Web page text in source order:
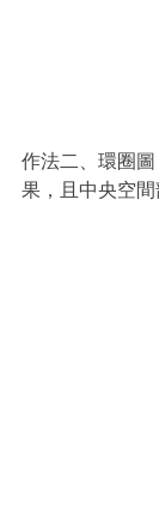
作法二、環圈
果，且中央空